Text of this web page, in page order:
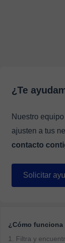
¿Te
Nuestro
ajusten a tus
contacto
Solicitar
¿Cómo funciona
1. Filtra y